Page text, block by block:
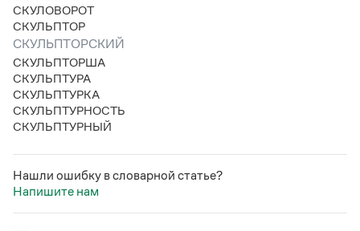
Статьи
Монологи
Интервью
Лекции и подкасты
Рекомендуем
Учебник Грамоты
Правила русского языка: от азов до тонкостей
Интерактивные упражнения: от простого к сложному
СКУЛОВОРОТ
СКУЛЬПТОР
СКУЛЬПТОРСКИЙ
СКУЛЬПТОРША
СКУЛЬПТУРА
СКУЛЬПТУРКА
СКУЛЬПТУРНОСТЬ
СКУЛЬПТУРНЫЙ
Нашли ошибку в словарной статье?
Напишите нам